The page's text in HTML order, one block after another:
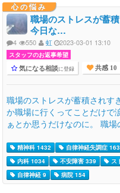
心の悩み
職場のストレスが蓄
今日な…
4 550 虹 2023-03-01 13:10
スタッフのお返事希望
気になる相談に登録 共感 10
職場のストレスが蓄積されす
か職場に行くってことだけで
ぁとか思うだけなのに。 職
精神科 1432 自律神経失調症 163
内科 1034
不安障害 339 ス
自律神経 9
病院 154